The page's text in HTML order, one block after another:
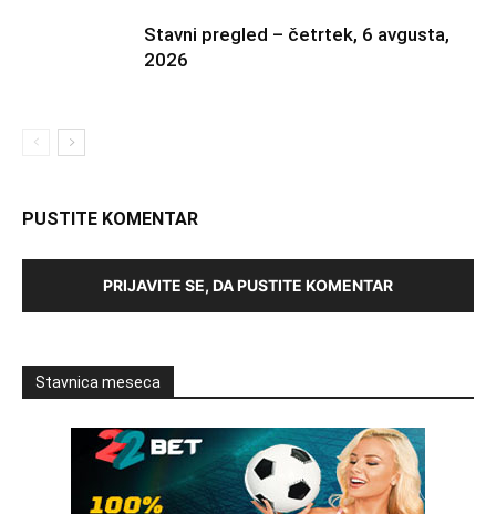
Stavni pregled – četrtek, 6 avgusta,
2026
PUSTITE KOMENTAR
PRIJAVITE SE, DA PUSTITE KOMENTAR
Stavnica meseca